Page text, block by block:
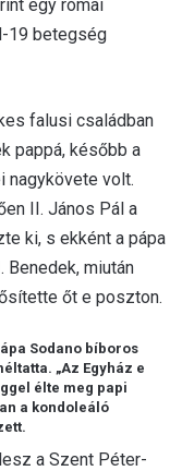
egy római
19 betegség
falusi családban
pappá, később a
nagykövete volt.
II. János Pál a
ki, s ekként a pápa
Benedek, miután
őt e poszton.
Sodano bíboros
„Az Egyház e
élte meg papi
a kondoleáló
a Szent Péter-